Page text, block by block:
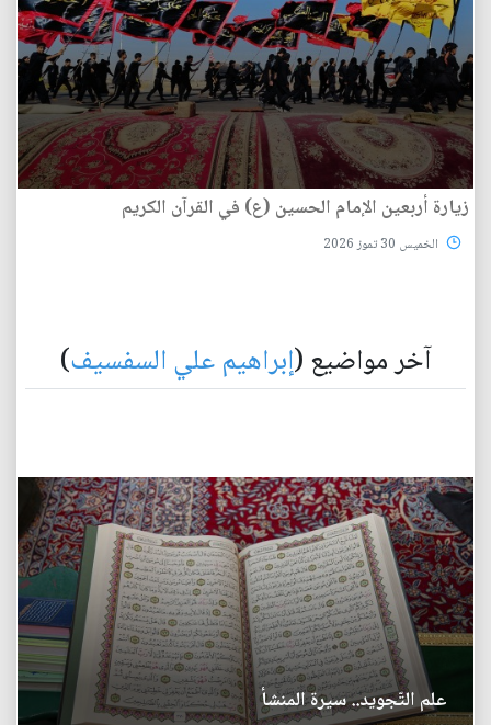
زيارة أربعين الإمام الحسين (ع) في القرآن الكريم
الخميس 30 تموز 2026
آخر مواضيع (إبراهيم علي السفسيف)
علم التّجويد.. سيرة المنشأ